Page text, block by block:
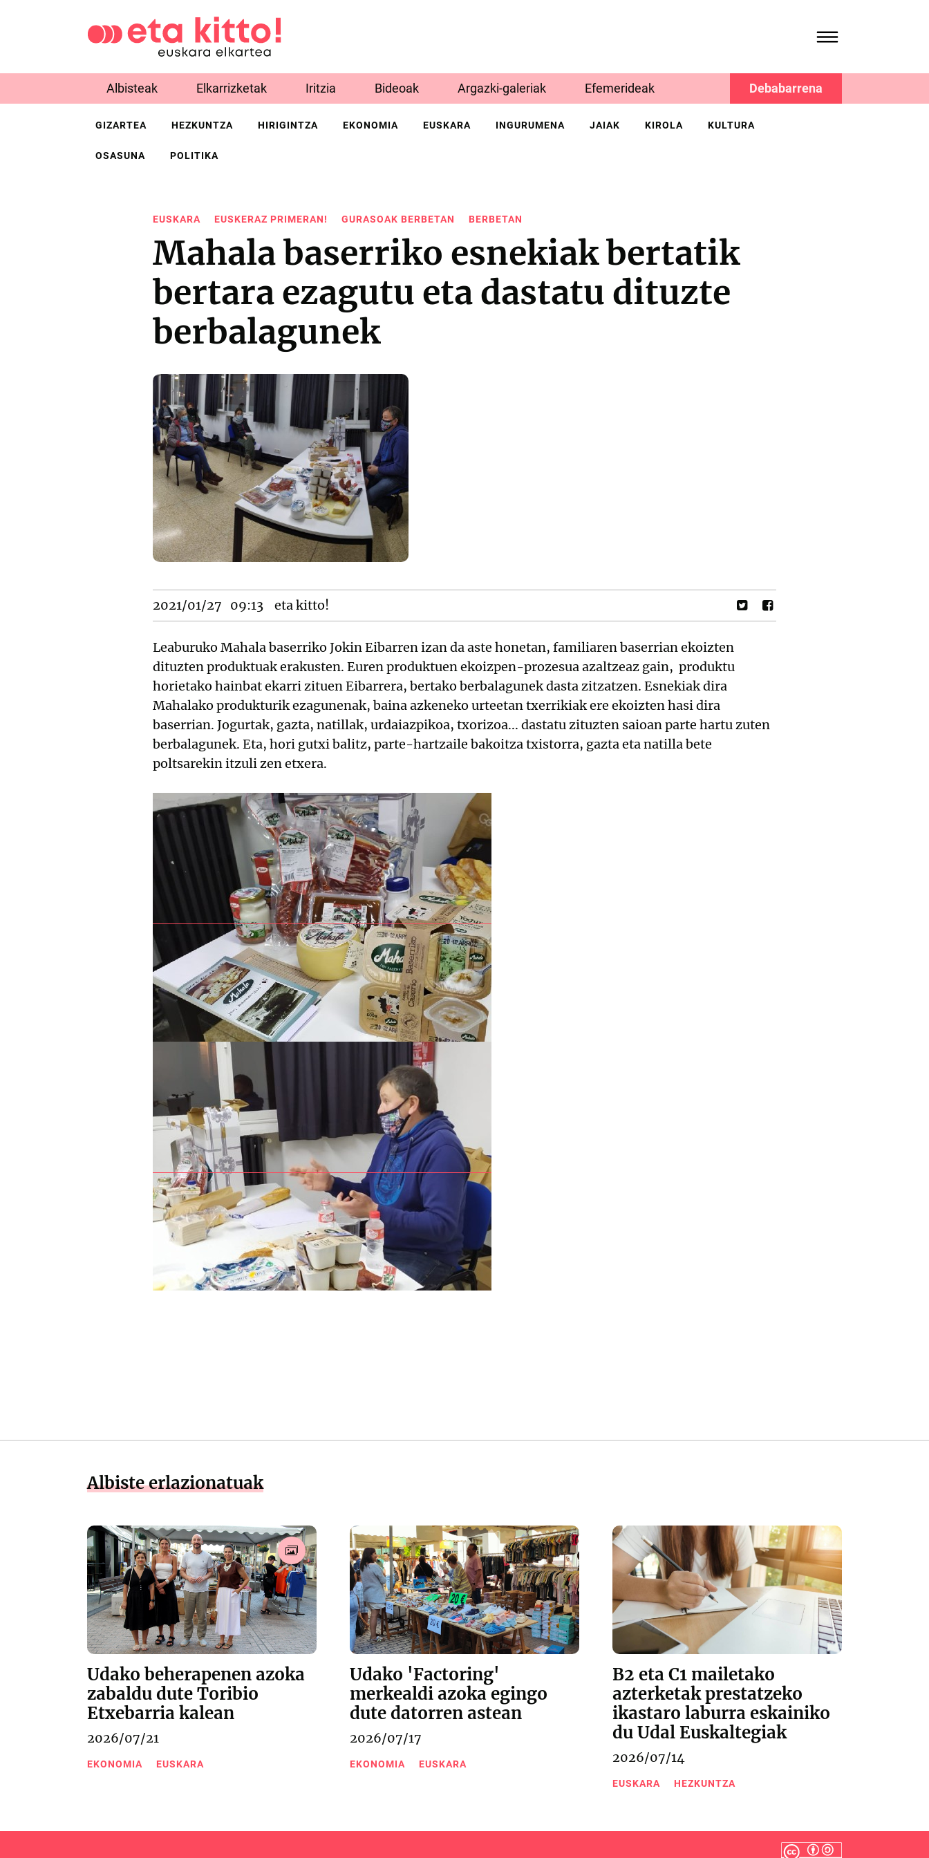
Albisteak Elkarrizketak Iritzia Bideoak Argazki-galeriak Efemerideak Debabarrena
GIZARTEA HEZKUNTZA HIRIGINTZA EKONOMIA EUSKARA INGURUMENA JAIAK KIROLA KULTURA
OSASUNA POLITIKA
EUSKARA EUSKERAZ PRIMERAN! GURASOAK BERBETAN BERBETAN
Mahala baserriko esnekiak bertatik
bertara ezagutu eta dastatu dituzte
berbalagunek
2021/01/27 09:13 eta kitto!
Leaburuko Mahala baserriko Jokin Eibarren izan da aste honetan, familiaren baserrian ekoizten
dituzten produktuak erakusten. Euren produktuen ekoizpen-prozesua azaltzeaz gain, produktu
horietako hainbat ekarri zituen Eibarrera, bertako berbalagunek dasta zitzatzen. Esnekiak dira
Mahalako produkturik ezagunenak, baina azkeneko urteetan txerrikiak ere ekoizten hasi dira
baserrian. Jogurtak, gazta, natillak, urdaiazpikoa, txorizoa... dastatu zituzten saioan parte hartu zuten
berbalagunek. Eta, hori gutxi balitz, parte-hartzaile bakoitza txistorra, gazta eta natilla bete
poltsarekin itzuli zen etxera.
Albiste erlazionatuak
Udako beherapenen azoka
zabaldu dute Toribio
Etxebarria kalean
2026/07/21
EKONOMIA EUSKARA
Udako 'Factoring'
merkealdi azoka egingo
dute datorren astean
2026/07/17
EKONOMIA EUSKARA
B2 eta C1 mailetako
azterketak prestatzeko
ikastaro laburra eskainiko
du Udal Euskaltegiak
2026/07/14
EUSKARA HEZKUNTZA